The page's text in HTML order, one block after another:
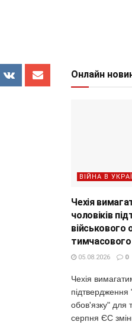
Онлайн
ВІЙНА В
Чехія
чоловіків
військового
тимчасового
05.08.2026 0
Чехія
підтвердження
обов'язку" для
серпня ЄС